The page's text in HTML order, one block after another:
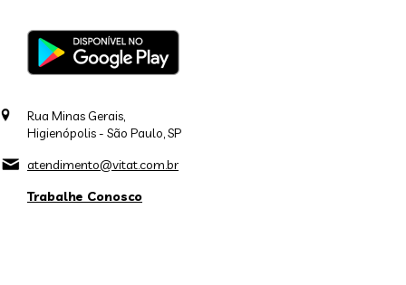
Rua Minas Gerais,
Higienópolis - São Paulo, SP
atendimento@vitat.com.br
Trabalhe Conosco